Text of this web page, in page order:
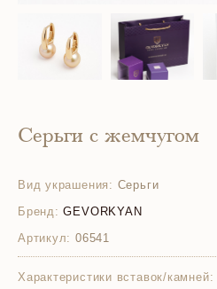
Серьги с жемчугом
Вид украшения: Серьги
Бренд: GEVORKYAN
Артикул: 06541
Характеристики вставок/камней: